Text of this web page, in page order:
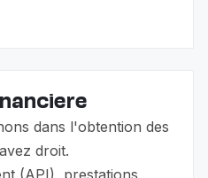
dans l'obtention des
droit.
(API), prestations